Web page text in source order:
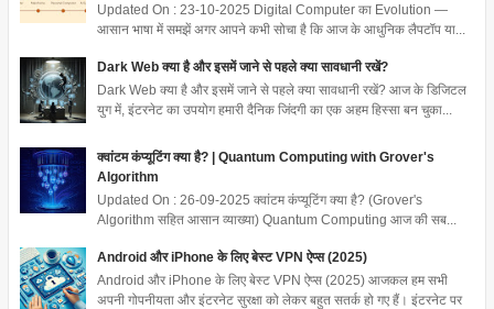
Updated On : 23-10-2025 Digital Computer का Evolution —
आसान भाषा में समझें अगर आपने कभी सोचा है कि आज के आधुनिक लैपटॉप या...
Dark Web क्या है और इसमें जाने से पहले क्या सावधानी रखें?
Dark Web क्या है और इसमें जाने से पहले क्या सावधानी रखें? आज के डिजिटल
युग में, इंटरनेट का उपयोग हमारी दैनिक जिंदगी का एक अहम हिस्सा बन चुका...
क्वांटम कंप्यूटिंग क्या है? | Quantum Computing with Grover's
Algorithm
Updated On : 26-09-2025 क्वांटम कंप्यूटिंग क्या है? (Grover's
Algorithm सहित आसान व्याख्या) Quantum Computing आज की सब...
Android और iPhone के लिए बेस्ट VPN ऐप्स (2025)
Android और iPhone के लिए बेस्ट VPN ऐप्स (2025) आजकल हम सभी
अपनी गोपनीयता और इंटरनेट सुरक्षा को लेकर बहुत सतर्क हो गए हैं। इंटरनेट पर